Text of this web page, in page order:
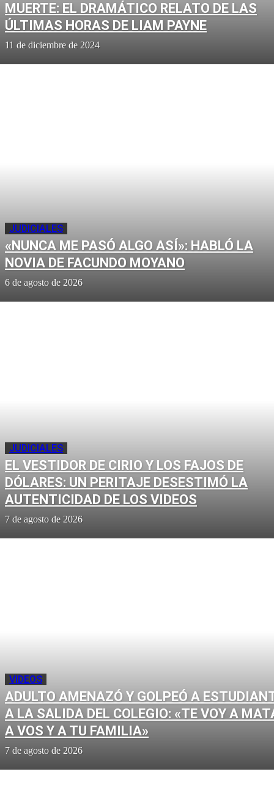
MUERTE: EL DRAMÁTICO RELATO DE LAS
ÚLTIMAS HORAS DE LIAM PAYNE
11 de diciembre de 2024
JUDICIALES
«NUNCA ME PASÓ ALGO ASÍ»: HABLÓ LA
NOVIA DE FACUNDO MOYANO
6 de agosto de 2026
JUDICIALES
EL VESTIDOR DE CIRIO Y LOS FAJOS DE
DÓLARES: UN PERITAJE DESESTIMÓ LA
AUTENTICIDAD DE LOS VIDEOS
7 de agosto de 2026
VIDEOS
ADULTO AMENAZÓ Y GOLPEÓ A
A LA SALIDA DEL COLEGIO: «TE VOY A
A VOS Y A TU FAMILIA»
7 de agosto de 2026